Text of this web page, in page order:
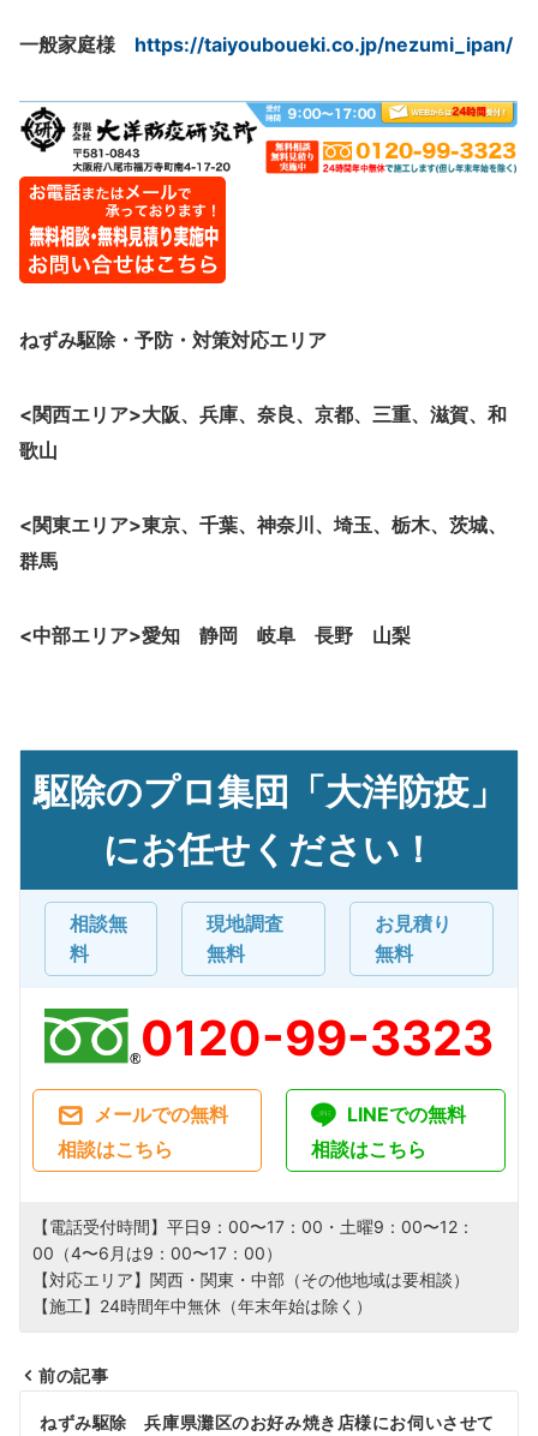
一般家庭様 https://taiyouboueki.co.jp/nezumi_ipan/
ねずみ駆除・予防・対策対応エリア
<関西エリア>大阪、 兵庫、奈良、京都、三重、滋賀、和
歌山
<関東エリア>東京、千葉、神奈川、埼玉、栃木、茨城、
群馬
<中部エリア>愛知 静岡 岐阜 長野 山梨
駆除のプロ集団「大洋防疫」
にお任せください！
相談無
料
現地調査
無料
お見積り
無料
0120-99-3323
メールでの無料
相談はこちら
LINEでの無料
相談はこちら
【電話受付時間】平日9：00〜17：00・土曜9：00〜12：
00（4〜6月は9：00〜17：00）
【対応エリア】関西・関東・中部（その他地域は要相談）
【施工】24時間年中無休（年末年始は除く）
投
前の記事
ねずみ駆除 兵庫県灘区のお好み焼き店様にお伺いさせて